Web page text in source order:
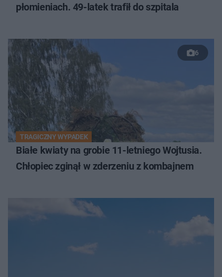
płomieniach. 49-latek trafił do szpitala
6
TRAGICZNY WYPADEK
Białe kwiaty na grobie 11-letniego Wojtusia.
Chłopiec zginął w zderzeniu z kombajnem